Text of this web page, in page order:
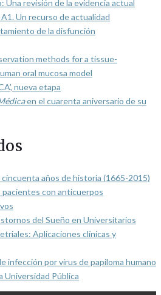
Una revisión de la evidencia actual
Un recurso de actualidad
de la disfunción
methods for a tissue-
oral mucosa model
nueva etapa
en el cuarenta aniversario de su
años de historia (1665-2015)
con anticuerpos
del Sueño en Universitarios
Aplicaciones clínicas y
infección por virus de papiloma humano
Universidad Pública